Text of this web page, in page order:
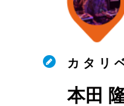
カ タ リ
本田